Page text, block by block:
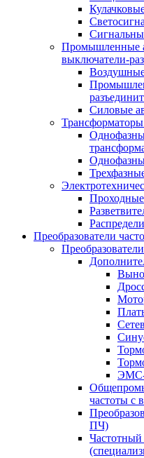
Промышленные
выключатели-
Силовые
Преобразователи
ЭМС-
частоты с
ПЧ)
Частотный